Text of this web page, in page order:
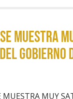
MUESTRA
MUESTRA MUY